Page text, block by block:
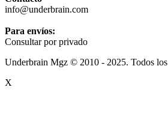
info@underbrain.com
Para envíos:
Consultar por privado
Underbrain Mgz © 2010 - 2025. Todos los
X